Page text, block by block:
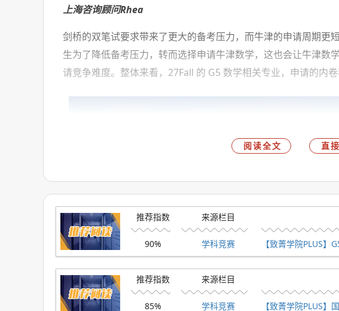
上海咨询顾问Rhea
剑桥的双笔试要求带来了更大的备考压力，而牛津的申请周期更
生为了降低备考压力，转而选择申请牛津数学，这也会让牛津数
请竞争难度。整体来看，27Fall 的 G5 数学相关专业，申请的内卷
阅读全文 直
推荐指数
90%
来源栏目
学科竞赛
推荐指数
85%
来源栏目
学科竞赛 【致菁学院PLUS】